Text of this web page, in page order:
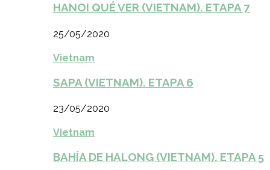
HANOI QUÉ VER (VIETNAM). ETAPA 7
25/05/2020
Vietnam
SAPA (VIETNAM). ETAPA 6
23/05/2020
Vietnam
BAHÍA DE HALONG (VIETNAM). ETAPA 5